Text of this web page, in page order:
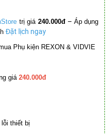
trị giá 240.000đ – Áp dụng
Đặt lịch ngay
Phụ kiện REXON & VIDVIE
giá 240.000đ
thiết bị